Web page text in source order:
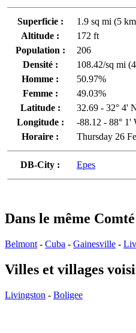
Superficie :
1.9 sq mi (5
Altitude :
172 ft
Population :
206
Densité :
108.42/sq mi
Homme :
50.97%
Femme :
49.03%
Latitude :
32.69 - 32° 4'
Longitude :
-88.12 - 88° 1'
Horaire :
Thursday 26
DB-City : Epes
Dans le même
Belmont - Cuba - Gainesville -
Villes et villages
Livingston - Boligee